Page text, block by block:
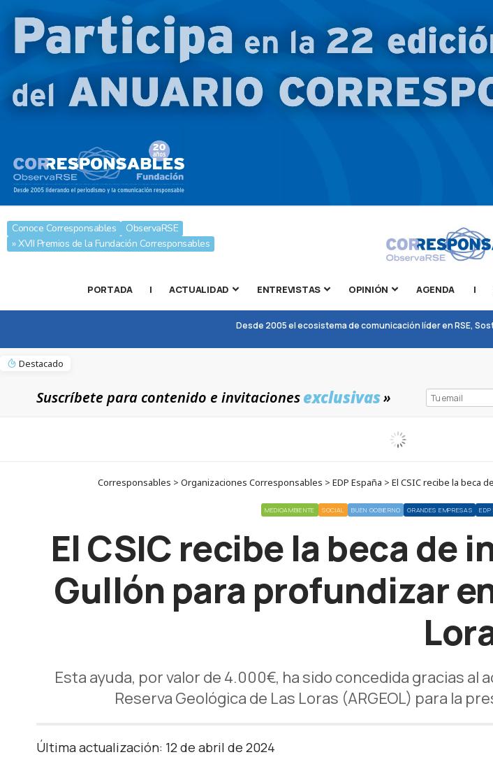
Conoce Corresponsables
ObservaRSE
» XVII Premios de la Fundación Corresponsables
PORTADA | ACTUALIDAD ENTREVISTAS OPINIÓN AGENDA |
Desde 2005 el ecosistema de comunicación líder en RSE,
Destacado
Suscríbete para contenido e invitacionesexclusivas»
Corresponsables > Organizaciones Corresponsables > EDP España > El CSIC recibe la
MEDIOAMBIENTE SOCIAL BUEN GOBIERNO GRANDES EMPRESAS
El CSIC recibe la beca de
Gullón para profundizar
Esta ayuda, por valor de 4.000€, ha sido concedida gracias
Reserva Geológica de Las Loras (ARGEOL) para la
Última actualización: 12 de abril de 2024